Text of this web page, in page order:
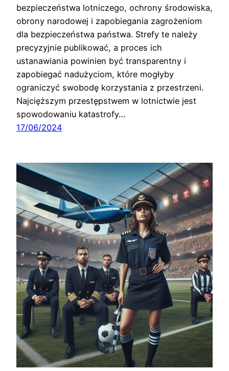
bezpieczeństwa lotniczego, ochrony środowiska,
obrony narodowej i zapobiegania zagrożeniom
dla bezpieczeństwa państwa. Strefy te należy
precyzyjnie publikować, a proces ich
ustanawiania powinien być transparentny i
zapobiegać nadużyciom, które mogłyby
ograniczyć swobodę korzystania z przestrzeni.
Najcięższym przestępstwem w lotnictwie jest
spowodowaniu katastrofy…
17/06/2024